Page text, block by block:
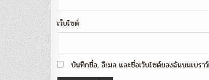
เว็บไซต์
บันทึกชื่อ, อีเมล และชื่อเว็บไซต์ของฉันบนเบร